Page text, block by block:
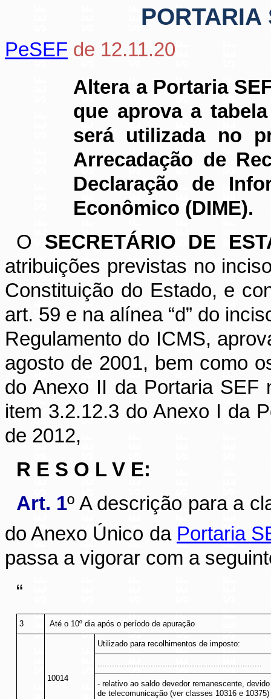
PORTARIA
PeSEF de 12.11.20
Altera a Portaria
que aprova a
será utilizada no
Arrecadação de
Declaração de
Econômico (DIME).
O SECRETÁRIO DE
atribuições previstas no
Constituição do Estado, e
art. 59 e na alínea “d” do
Regulamento do ICMS,
agosto de 2001, bem como
do Anexo II da Portaria SEF
item 3.2.12.3 do Anexo I da
de 2012,
R E S O L V E:
Art. 1º A descrição para a
do Anexo Único da Portaria
passa a vigorar com a
“
3 Até o 10º dia após o período de apuração
10014
Utilizado para recolhimentos de imposto:
....................................................................
- relativo ao saldo devedor remanescente,
de telecomunicação (ver classes 10316 e 10375)